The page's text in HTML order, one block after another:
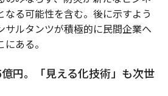
なる可能性を含む。後に示すよう
サルタンツが積極的に民間企業へ
ある。
円。「見える化技術」も次世